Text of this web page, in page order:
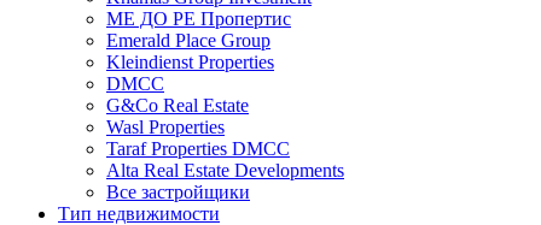
МЕ ДО РЕ Пропертис
Emerald Place Group
Kleindienst Properties
DMCC
G&Co Real Estate
Wasl Properties
Taraf Properties DMCC
Alta Real Estate Developments
Все застройщики
Тип недвижимости